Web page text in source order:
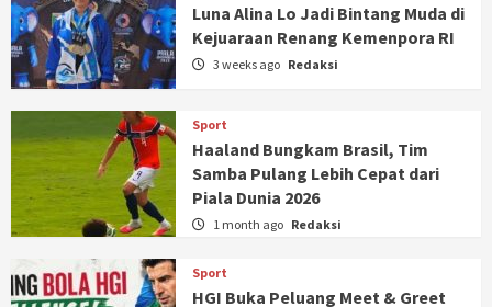
Luna Alina Lo Jadi Bintang Muda di
Kejuaraan Renang Kemenpora RI
3 weeks ago Redaksi
Sport
Haaland Bungkam Brasil, Tim
Samba Pulang Lebih Cepat dari
Piala Dunia 2026
1 month ago Redaksi
Sport
HGI Buka Peluang Meet & Greet